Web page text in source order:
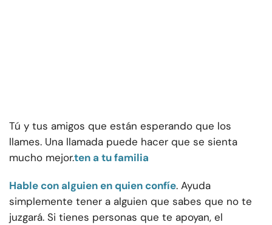
Tú y tus amigos que están esperando que los
llames. Una llamada puede hacer que se sienta
mucho mejor.ten a tu familia
Hable con alguien en quien confíe. Ayuda
simplemente tener a alguien que sabes que no te
juzgará. Si tienes personas que te apoyan, el